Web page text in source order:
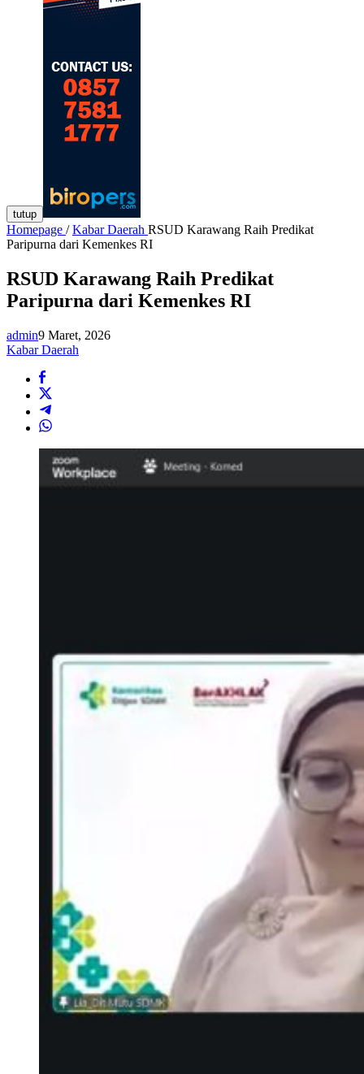
tutup
Homepage / Kabar Daerah RSUD Karawang Raih Predikat
Paripurna dari Kemenkes RI
RSUD Karawang Raih Predikat
Paripurna dari Kemenkes RI
admin9 Maret, 2026
Kabar Daerah